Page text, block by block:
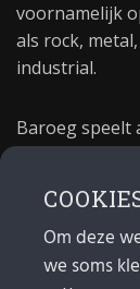
voornamelijk
als rock,
industrial.
Baroeg speelt
poppodium 40
MAIL
Om deze
we soms